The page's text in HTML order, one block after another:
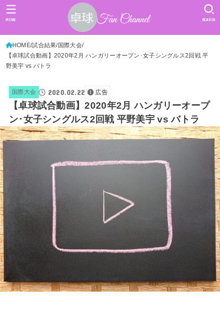
SEARCH
MENU
HOME 試合結果 国際大会
【卓球試合動画】2020年2月 ハンガリーオープン･女子シングルス2回戦 平
野美宇 vs バトラ
国際大会 2020.02.22 広告
【卓球試合動画】2020年2月 ハンガリーオープ
ン･女子シングルス2回戦 平野美宇 vs バトラ